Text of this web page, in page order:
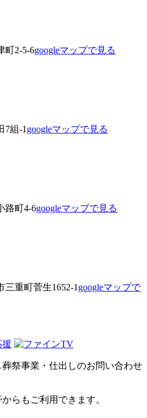
町2-5-6googleマップで見る
7組-1googleマップで見る
路町4-6googleマップで見る
三重町菅生1652-1googleマップで
葬祭事業・仕出しのお問い合わせ
らもご利用できます。